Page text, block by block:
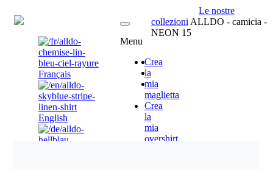
Français
English
Menu
Crea
la
mia
maglietta
Crea
la
mia
overshirt
Le nostre
collezioni ALLDO - camicia -
NEON 15